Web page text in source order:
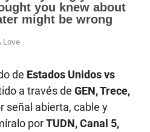
de Estados Unidosvs
a través de GEN, Trece,
señal abierta, cable y
porTUDN, Canal 5,